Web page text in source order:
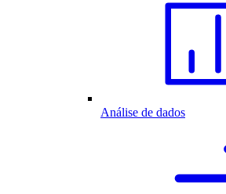
Análise de dados